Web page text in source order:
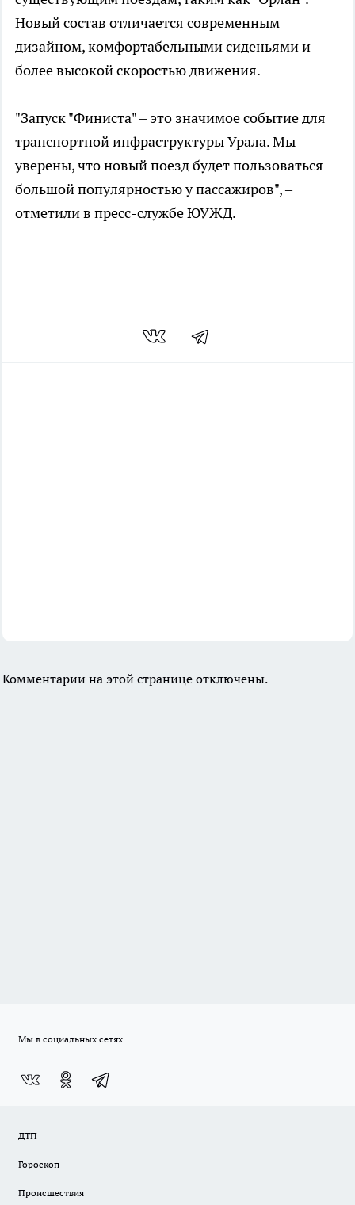
Новый состав отличается современным
дизайном, комфортабельными сиденьями и
более высокой скоростью движения.
"Запуск "Финиста" – это значимое событие для
транспортной инфраструктуры Урала. Мы
уверены, что новый поезд будет пользоваться
большой популярностью у пассажиров", –
отметили в пресс-службе ЮУЖД.
Комментарии на этой странице отключены.
Мы в социальных сетях
ДТП
Гороскоп
Происшествия